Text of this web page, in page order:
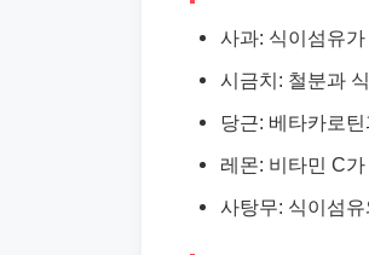
사과: 식이섬유
시금치: 철분과
당근: 베타카로
레몬: 비타민 C
사탕무: 식이섬